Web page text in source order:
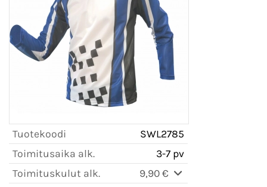
Tuotekoodi
SWL2785
Toimitusaika alk.
3-7 pv
Toimituskulut alk.
9,90 €